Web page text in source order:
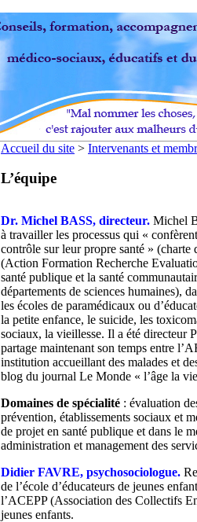
Accueil du site > Intervenants et
L’équipe
Dr. Michel BASS, directeur. Michel
à travailler les processus qui «
contrôle sur leur propre santé »
(Action Formation Recherche
santé publique et la santé
départements de sciences humaines),
les écoles de paramédicaux ou
la petite enfance, le suicide, les
sociaux, la vieillesse. Il a été
partage maintenant son temps entre
institution accueillant des malades et
blog du journal Le Monde « l’âge la
Domaines de spécialité : évaluation
prévention, établissements sociaux et
de projet en santé publique et dans le
administration et management des
Didier FAVRE, psychosociologue.
de l’école d’éducateurs de jeunes
l’ACEPP (Association des Collectifs
jeunes enfants.